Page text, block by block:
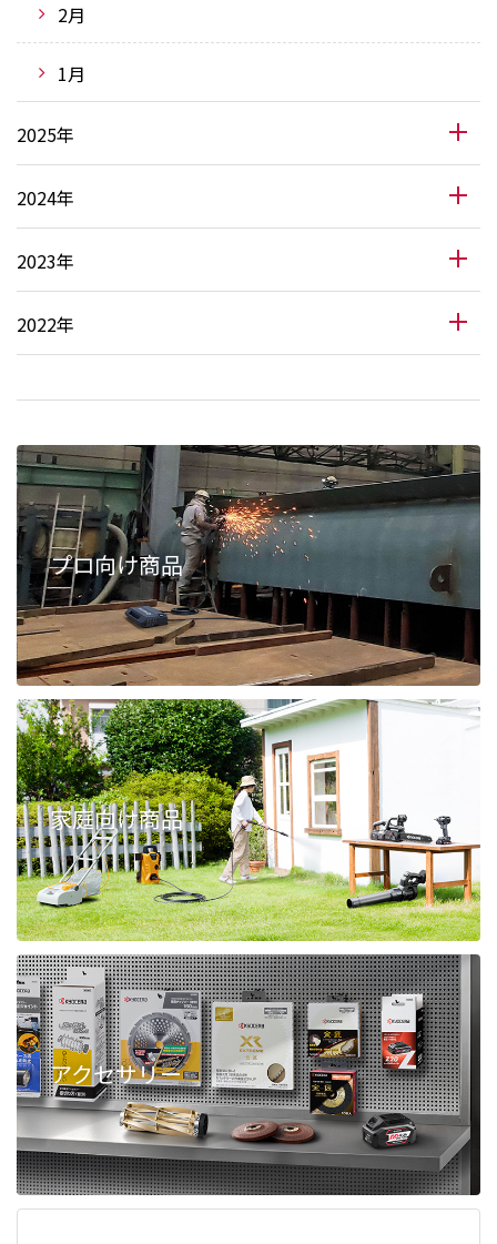
2月
1月
2025年
2024年
2023年
2022年
プロ向け商品
家庭向け商品
アクセサリー